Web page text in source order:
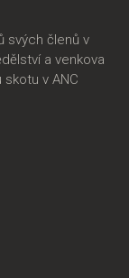
svých členů v
a venkova
v ANC